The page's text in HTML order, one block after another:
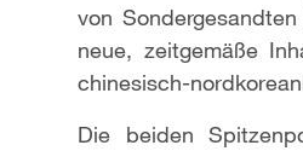
von
neue, zeitgemäße
chinesisch-
Die beiden